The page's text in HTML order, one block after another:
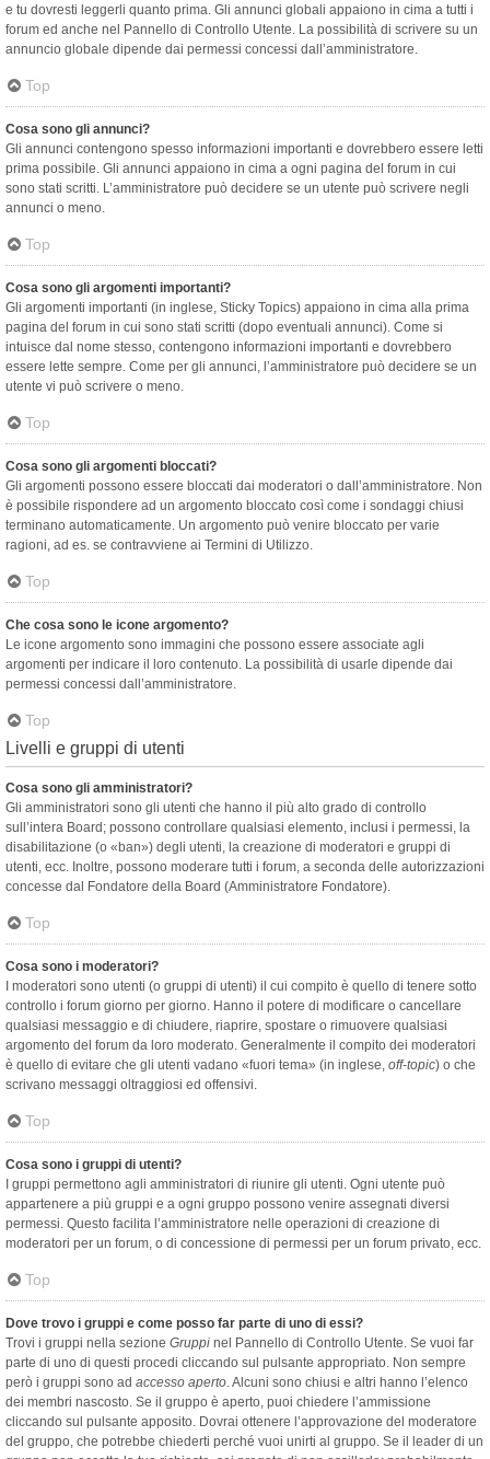
e tu dovresti leggerli quanto prima. Gli annunci globali appaiono in cima a tutti i
forum ed anche nel Pannello di Controllo Utente. La possibilità di scrivere su un
annuncio globale dipende dai permessi concessi dall’amministratore.
Top
Cosa sono gli annunci?
Gli annunci contengono spesso informazioni importanti e dovrebbero essere letti
prima possibile. Gli annunci appaiono in cima a ogni pagina del forum in cui
sono stati scritti. L’amministratore può decidere se un utente può scrivere negli
annunci o meno.
Top
Cosa sono gli argomenti importanti?
Gli argomenti importanti (in inglese, Sticky Topics) appaiono in cima alla prima
pagina del forum in cui sono stati scritti (dopo eventuali annunci). Come si
intuisce dal nome stesso, contengono informazioni importanti e dovrebbero
essere lette sempre. Come per gli annunci, l’amministratore può decidere se un
utente vi può scrivere o meno.
Top
Cosa sono gli argomenti bloccati?
Gli argomenti possono essere bloccati dai moderatori o dall’amministratore. Non
è possibile rispondere ad un argomento bloccato così come i sondaggi chiusi
terminano automaticamente. Un argomento può venire bloccato per varie
ragioni, ad es. se contravviene ai Termini di Utilizzo.
Top
Che cosa sono le icone argomento?
Le icone argomento sono immagini che possono essere associate agli
argomenti per indicare il loro contenuto. La possibilità di usarle dipende dai
permessi concessi dall’amministratore.
Top
Livelli e gruppi di utenti
Cosa sono gli amministratori?
Gli amministratori sono gli utenti che hanno il più alto grado di controllo
sull’intera Board; possono controllare qualsiasi elemento, inclusi i permessi, la
disabilitazione (o «ban») degli utenti, la creazione di moderatori e gruppi di
utenti, ecc. Inoltre, possono moderare tutti i forum, a seconda delle autorizzazioni
concesse dal Fondatore della Board (Amministratore Fondatore).
Top
Cosa sono i moderatori?
I moderatori sono utenti (o gruppi di utenti) il cui compito è quello di tenere sotto
controllo i forum giorno per giorno. Hanno il potere di modificare o cancellare
qualsiasi messaggio e di chiudere, riaprire, spostare o rimuovere qualsiasi
argomento del forum da loro moderato. Generalmente il compito dei moderatori
è quello di evitare che gli utenti vadano «fuori tema» (in inglese, off-topic) o che
scrivano messaggi oltraggiosi ed offensivi.
Top
Cosa sono i gruppi di utenti?
I gruppi permettono agli amministratori di riunire gli utenti. Ogni utente può
appartenere a più gruppi e a ogni gruppo possono venire assegnati diversi
permessi. Questo facilita l’amministratore nelle operazioni di creazione di
moderatori per un forum, o di concessione di permessi per un forum privato, ecc.
Top
Dove trovo i gruppi e come posso far parte di uno di essi?
Trovi i gruppi nella sezione Gruppi nel Pannello di Controllo Utente. Se vuoi far
parte di uno di questi procedi cliccando sul pulsante appropriato. Non sempre
però i gruppi sono ad accesso aperto. Alcuni sono chiusi e altri hanno l’elenco
dei membri nascosto. Se il gruppo è aperto, puoi chiedere l’ammissione
cliccando sul pulsante apposito. Dovrai ottenere l’approvazione del moderatore
del gruppo, che potrebbe chiederti perché vuoi unirti al gruppo. Se il leader di un